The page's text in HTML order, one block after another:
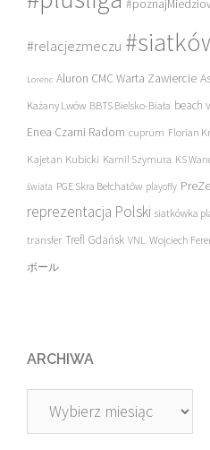
#relacjezmeczu
Lorenc Aluron CMC Warta Zawiercie
Każany Lwów BBTS Bielsko-Biała beach
Enea Czarni Radom cuprum Florian
Kajetan Kubicki Kamil Szymura KS
świata PGE Skra Bełchatów playoffy
reprezentacja Polski siatkówka
transfer Trefl Gdańsk VNL Wojciech
ボール
ARCHIWA
Archiwa